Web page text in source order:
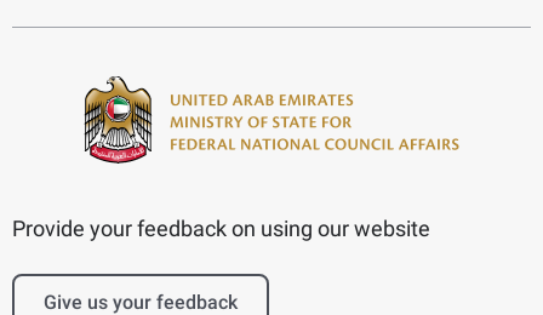
Provide your feedback on using our website
Give us your feedback